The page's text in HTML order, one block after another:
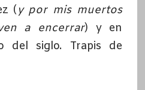
( y por mis muertos
a encerrar) y en
del siglo. Trapis de